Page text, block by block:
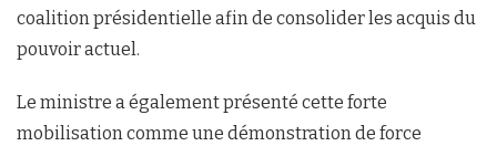
coalition présidentielle afin de consolider les acquis du
pouvoir actuel.
Le ministre a également présenté cette forte
mobilisation comme une démonstration de force